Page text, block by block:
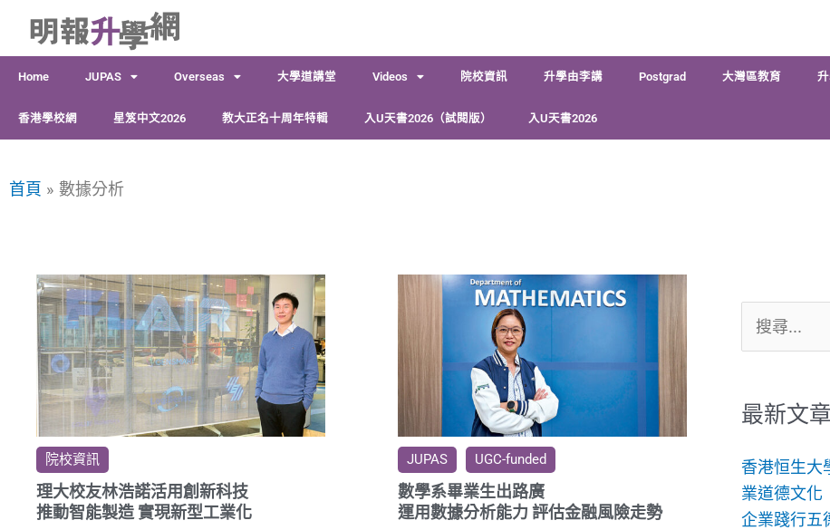
容
Home JUPAS Overseas 大學道講堂 Videos 院校資訊 升學由李講 Postgrad 大灣區教育
香港學校網 星笈中文2026 教大正名十周年特輯 入U天書2026（試閱版） 入U天書2026
首頁 數據分析
院校資訊
理大校友林浩諾活用創新科技
推動智能製造 實現新型工業化
JUPAS UGC-funded
數學系畢業生出路廣
運用數據分析能力 評估金融風險走勢
尋
鍵
最新文章
香港恒生大
業道德文化
企業踐行五